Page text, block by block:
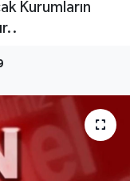
Kurumların